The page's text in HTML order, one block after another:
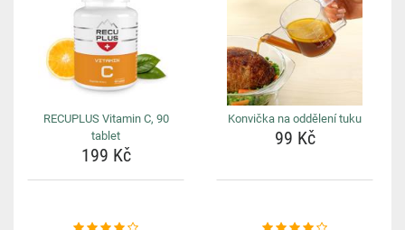
RECUPLUS Vitamin C, 90
tablet
199 Kč
Konvička na oddělení tuku
99 Kč